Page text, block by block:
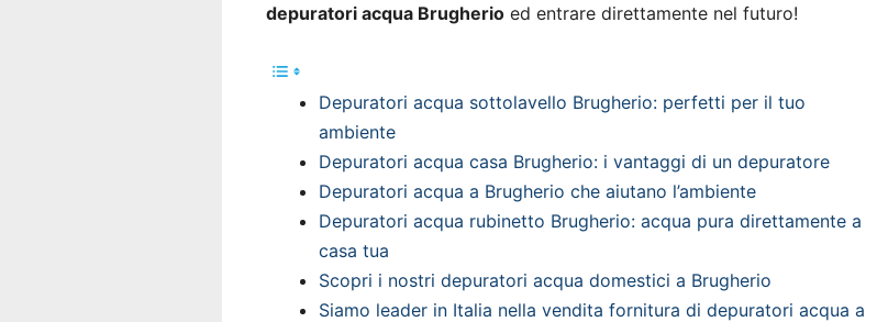
depuratori acqua Brugherio ed entrare direttamente nel futuro!
Depuratori acqua sottolavello Brugherio: perfetti per il tuo
ambiente
Depuratori acqua casa Brugherio: i vantaggi di un depuratore
Depuratori acqua a Brugherio che aiutano l’ambiente
Depuratori acqua rubinetto Brugherio: acqua pura direttamente a
casa tua
Scopri i nostri depuratori acqua domestici a Brugherio
Siamo leader in Italia nella vendita fornitura di depuratori acqua a